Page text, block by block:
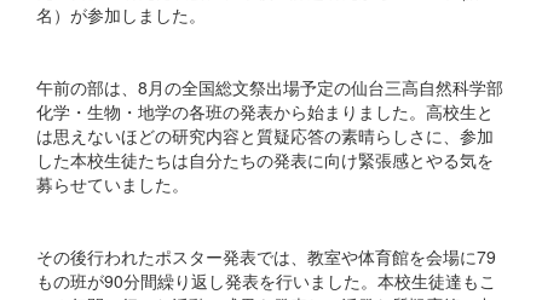
名）が参加しました。
午前の部は、8月の全国総文祭出場予定の仙台三高自然科学部
化学・生物・地学の各班の発表から始まりました。高校生と
は思えないほどの研究内容と質疑応答の素晴らしさに、参加
した本校生徒たちは自分たちの発表に向け緊張感とやる気を
募らせていました。
その後行われたポスター発表では、教室や体育館を会場に79
もの班が90分間繰り返し発表を行いました。本校生徒達もこ